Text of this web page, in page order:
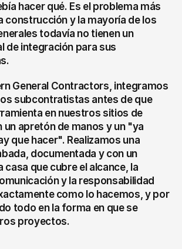
hacer qué. Es el problema más
construcción y la mayoría de los
todavía no tienen un
de integración para sus
General Contractors, integramos
subcontratistas antes de que
en nuestros sitios de
un apretón de manos y un "ya
que hacer". Realizamos una
documentada y con un
casa que cubre el alcance, la
y la responsabilidad
como lo hacemos, y por
todo en la forma en que se
proyectos.